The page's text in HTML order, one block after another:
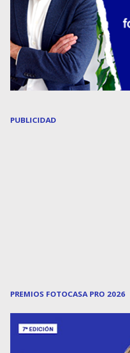
PUBLICIDAD
PREMIOS FOTOCASA PRO 2026